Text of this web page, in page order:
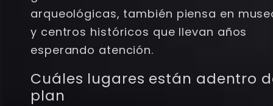
arqueológicas, también piensa en
y centros históricos que llevan años
esperando atención.
Cuáles lugares están adentro
plan